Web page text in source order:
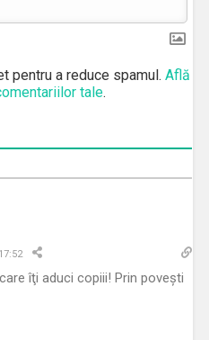
a reduce spamul. Află
tale.
îţi aduci copiii! Prin poveşti